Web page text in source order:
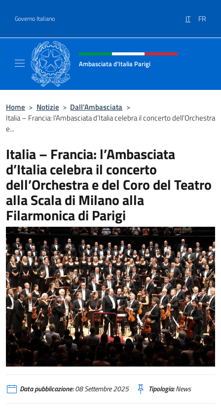
Governo Italiano IT FR
Intestazione sito, social e menù
Ambasciata d'Italia Parigi
Home > Notizie > Dall’Ambasciata >
Italia – Francia: l’Ambasciata d’Italia celebra il concerto dell’Orchestra
e...
Italia – Francia: l’Ambasciata
d’Italia celebra il concerto
dell’Orchestra e del Coro del Teatro
alla Scala di Milano alla
Filarmonica di Parigi
Data pubblicazione:08 Settembre 2025 Tipologia:News